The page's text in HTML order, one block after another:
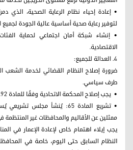
• إعادة إحياء نظام الرعاية الصحية، الذي
لتوفير رعاية صحية أساسية عالية الجودة لجميع
• إنشاء شبكة أمان اجتماعي لحماية
الاقتصادية.
4. العدالة للجميع:
ضرورة إصلاح النظام القضائي لخدمة
طرف سياسي.
• يجب إصلاح المحكمة الاتحادية وفقًا للمادة 92.
• تشريع المادة 65: يُنشأ مجلس
ممثلين عن الأقاليم والمحافظات غير المنتظمة
يجب إيلاء اهتمام خاص لإعادة الإعمار في
النظام السابق حتى اليوم، خاصة في